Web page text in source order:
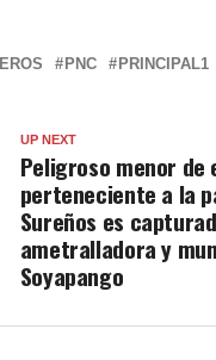
PNC PRINCIPAL1
UP NEXT
Peligroso menor de
perteneciente a la
Sureños es
ametralladora y
Soyapango